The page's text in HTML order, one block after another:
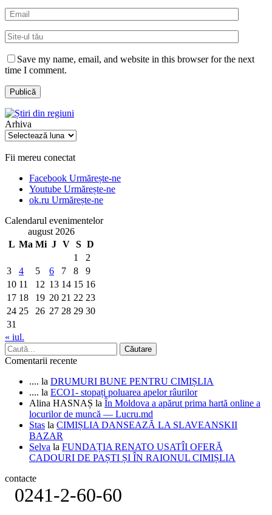
Save my name, email, and website in this browser for the next
time I comment.
Arhiva
Arhiva
Fii mereu conectat
Facebook Urmărește-ne
Youtube Urmărește-ne
ok.ru Urmărește-ne
Calendarul evenimentelor
august 2026
L Ma Mi J V S D
1
2
3
4 5 6 7 8
9
10 11 12 13 14 15 16
17 18 19 20 21 22 23
24 25 26 27 28 29 30
31
« iul.
Comentarii recente
.... la DRUMURI BUNE PENTRU CIMIȘLIA
.... la ECO1- stopați poluarea apelor râurilor
Alina HASNAȘ la În Moldova a apărut prima hartă online a
locurilor de muncă — Lucru.md
Stas la CIMIȘLIA DANSEAZĂ LA SLAVEANSKII
BAZAR
Selva la FUNDAȚIA RENATO USATÎI OFERĂ
CADOURI DE PAȘTI ȘI ÎN RAIONUL CIMIȘLIA
contacte
0241-2-60-60